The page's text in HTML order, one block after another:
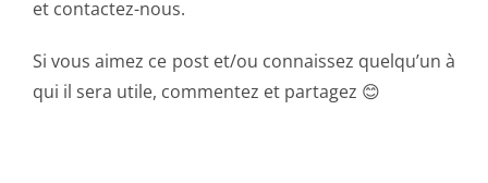
et contactez-nous.
Si vous aimez ce post et/ou connaissez quelqu’un à
qui il sera utile, commentez et partagez 😊